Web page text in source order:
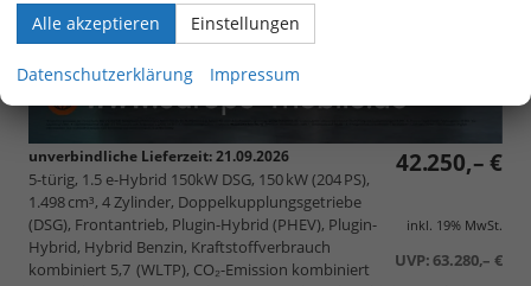
42.250,– €
inkl. 19% MwSt.
UVP:63.280,– €
unverbindliche Lieferzeit:21.09.2026
5-türig, 1.5 e-Hybrid 150kW DSG, 150 kW (204 PS),
1.498 cm³, 4 Zylinder, Doppelkupplungsgetriebe
(DSG), Frontantrieb, Plugin-Hybrid (PHEV), Plugin-
Hybrid, Hybrid Benzin, Kraftstoffverbrauch
kombiniert 5,7 (WLTP), CO₂-Emission kombiniert
Alle akzeptieren Einstellungen
Datenschutzerklärung Impressum